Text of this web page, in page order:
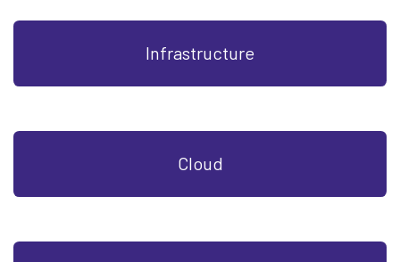
Infrastructure
Cloud